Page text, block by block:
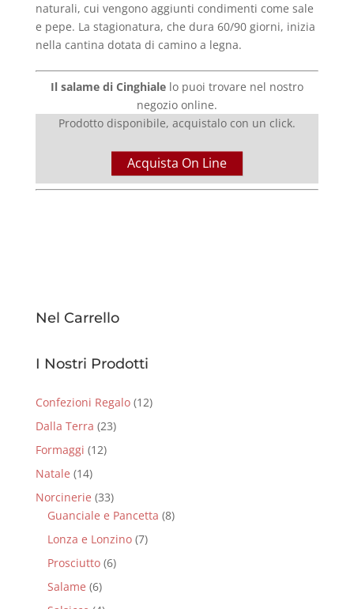
naturali, cui vengono aggiunti condimenti come sale
e pepe. La stagionatura, che dura 60/90 giorni, inizia
nella cantina dotata di camino a legna.
Il salame di Cinghialelo puoi trovare nel nostro
negozio online.
Prodotto disponibile, acquistalo con un click.
Acquista On Line
Nel Carrello
I Nostri Prodotti
Confezioni Regalo (12)
Dalla Terra (23)
Formaggi (12)
Natale (14)
Norcinerie (33)
Guanciale e Pancetta (8)
Lonza e Lonzino (7)
Prosciutto (6)
Salame (6)